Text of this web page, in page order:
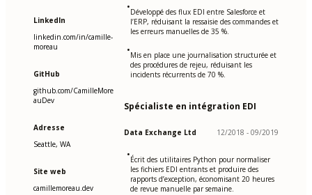
LinkedIn
linkedin.com/in/camille-
moreau
GitHub
github.com/CamilleMore
auDev
Adresse
Seattle, WA
Site web
camillemoreau.dev
•Développé des flux EDI entre Salesforce et
l’ERP, réduisant la ressaisie des commandes et
les erreurs manuelles de 35 %.
•Mis en place une journalisation structurée et
des procédures de rejeu, réduisant les
incidents récurrents de 70 %.
Spécialiste en intégration EDI
Data Exchange Ltd 12/2018 - 09/2019
•Écrit des utilitaires Python pour normaliser
les fichiers EDI entrants et produire des
rapports d’exception, économisant 20 heures
de revue manuelle par semaine.